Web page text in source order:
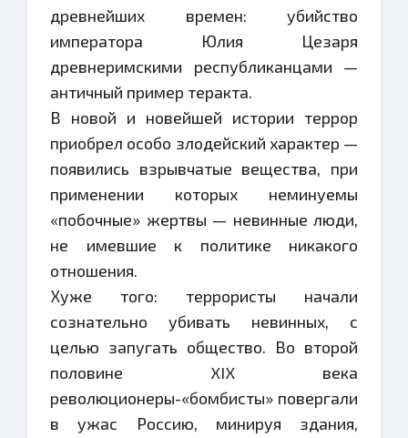
древнейших времен: убийство
императора Юлия Цезаря
древнеримскими республиканцами —
античный пример теракта.
В новой и новейшей истории террор
приобрел особо злодейский характер —
появились взрывчатые вещества, при
применении которых неминуемы
«побочные» жертвы — невинные люди,
не имевшие к политике никакого
отношения.
Хуже того: террористы начали
сознательно убивать невинных, с
целью запугать общество. Во второй
половине XIX века
революционеры-«бомбисты» повергали
в ужас Россию, минируя здания,